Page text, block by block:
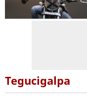
Tegucigalpa